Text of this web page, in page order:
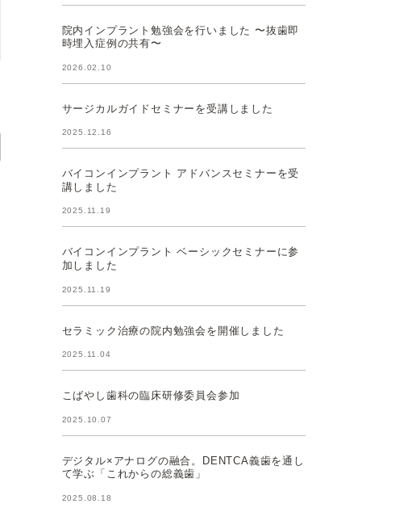
院内インプラント勉強会を行いました 〜抜歯即
時埋入症例の共有〜
2026.02.10
サージカルガイドセミナーを受講しました
2025.12.16
バイコンインプラント アドバンスセミナーを受
講しました
2025.11.19
バイコンインプラント ベーシックセミナーに参
加しました
2025.11.19
セラミック治療の院内勉強会を開催しました
2025.11.04
こばやし歯科の臨床研修委員会参加
2025.10.07
デジタル×アナログの融合。DENTCA義歯を通し
て学ぶ「これからの総義歯」
2025.08.18